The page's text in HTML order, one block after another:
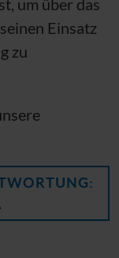
Einsatz
zu